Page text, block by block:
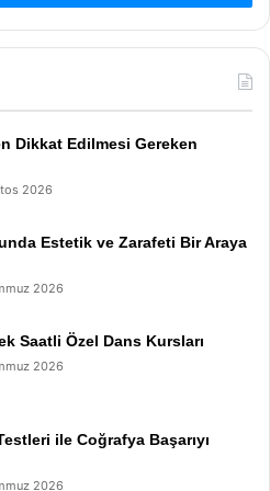
Dikkat Edilmesi Gereken
2026
Estetik ve Zarafeti Bir Araya
2026
Saatli Özel Dans Kursları
2026
ile Coğrafya Başarıyı
2026